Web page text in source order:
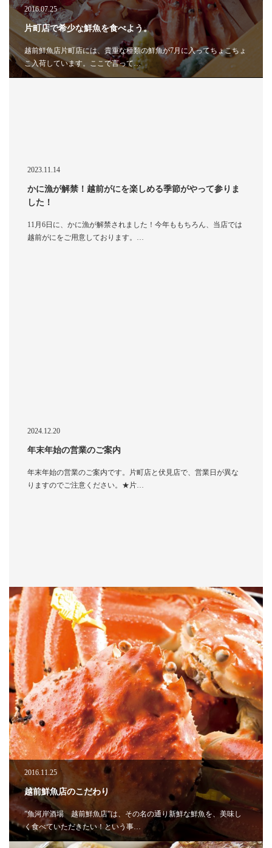
2016.07.25
片町店で希少な鮮魚を食べよう。
越前鮮魚店片町店には、貴重な種類の鮮魚が7月に入ってちょこちょ
こ入荷しています。ここで言って…
2023.11.14
かに漁が解禁！越前がにを楽しめる季節がやって参りま
した！
11月6日に、かに漁が解禁されました！今年ももちろん、当店では
越前がにをご用意しております。…
2024.12.20
年末年始の営業のご案内
年末年始の営業のご案内です。片町店と伏見店で、営業日が異な
りますのでご注意ください。★片…
2016.11.25
越前鮮魚店のこだわり
”魚河岸酒場 越前鮮魚店”は、その名の通り新鮮な鮮魚を、美味し
く食べていただきたい！という事…